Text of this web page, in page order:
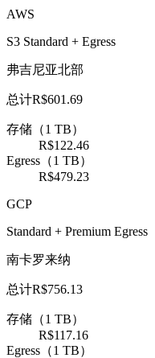
AWS
S3 Standard + Egress
弗吉尼亚北部
总计R$601.69
存储（1 TB）
R$122.46
Egress（1 TB）
R$479.23
GCP
Standard + Premium Egress
南卡罗来纳
总计R$756.13
存储（1 TB）
R$117.16
Egress（1 TB）